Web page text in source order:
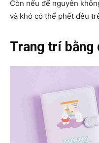
Còn nếu để nguyên
và khó có thể phết đều
Trang trí bằng